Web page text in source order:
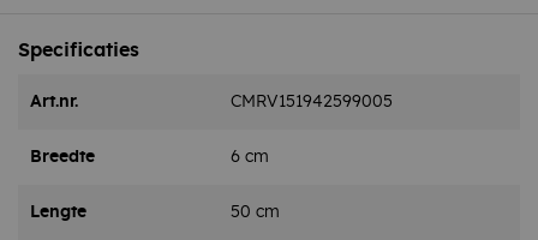
Specificaties
Art.nr. CMRV151942599005
Breedte 6 cm
Lengte 50 cm